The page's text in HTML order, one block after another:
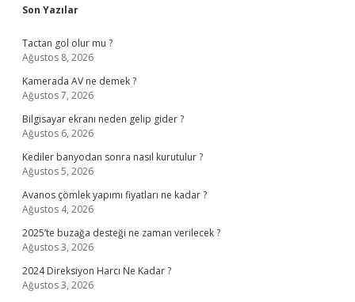
Sidebar
Son Yazılar
Tactan gol olur mu ?
Ağustos 8, 2026
Kamerada AV ne demek ?
Ağustos 7, 2026
Bilgisayar ekranı neden gelip gider ?
Ağustos 6, 2026
Kediler banyodan sonra nasıl kurutulur ?
Ağustos 5, 2026
Avanos çömlek yapımı fiyatları ne kadar ?
Ağustos 4, 2026
2025’te buzağa desteği ne zaman verilecek ?
Ağustos 3, 2026
2024 Direksiyon Harcı Ne Kadar ?
Ağustos 3, 2026